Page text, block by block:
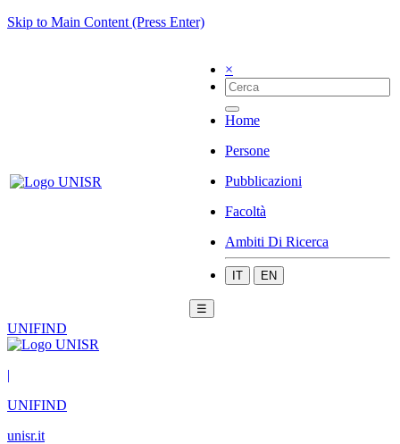
Skip to Main Content (Press Enter)
×
Home
Persone
Pubblicazioni
Facoltà
Ambiti Di Ricerca
IT EN
☰
UNIFIND
|
UNIFIND
unisr.it